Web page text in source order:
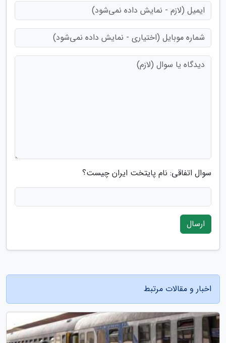
سوال اتفاقی: نام پایتخت ایران چیست؟
ارسال
اخبار و مقالات مرتبط